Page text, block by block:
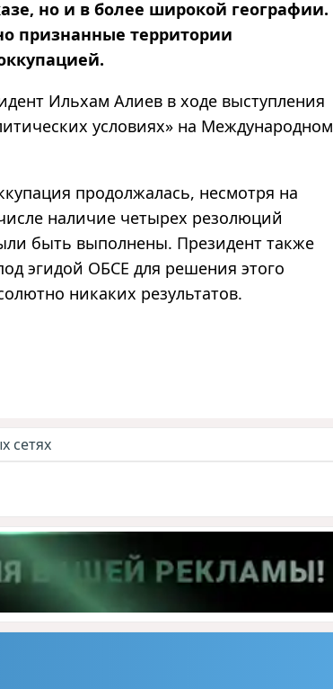
но и в более широкой географии.
признанные территории
Ильхам Алиев в ходе выступления
условиях» на Международном
продолжалась, несмотря на
наличие четырех резолюций
быть выполнены. Президент также
эгидой ОБСЕ для решения этого
никаких результатов.
сетях